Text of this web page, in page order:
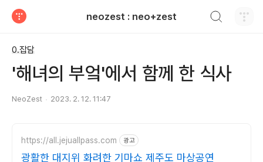
neozest : neo+zest
0.잡담
'해녀의 부엌'에서 함께 한 식사
NeoZest 2023. 2. 12. 11:47
https://all.jejuallpass.com 광고
광활한 대지위 화려한 기마쇼 제주도 마상공연